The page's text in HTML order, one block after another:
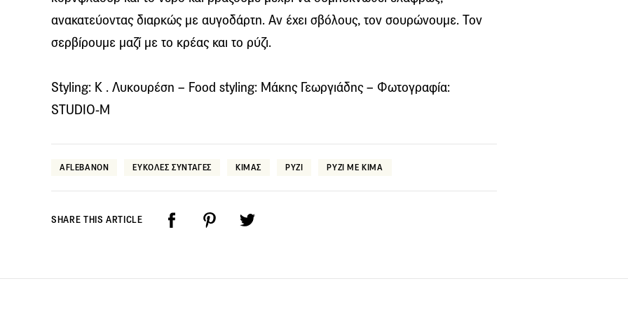
ανακατεύοντας διαρκώς με αυγοδάρτη. Αν έχει σβόλους, τον σουρώνουμε. Τον
σερβίρουμε μαζί με το κρέας και το ρύζι.
Styling: Κ . Λυκουρέση – Food styling: Μάκης Γεωργιάδης – Φωτογραφία:
STUDIO-M
AFLEBANON ΕΥΚΟΛΕΣ ΣΥΝΤΑΓΕΣ ΚΙΜΑΣ ΡΥΖΙ ΡΥΖΙ ΜΕ ΚΙΜΑ
SHARE THIS ARTICLE